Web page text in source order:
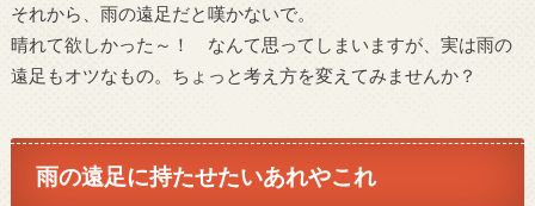
それから、雨の遠足だと嘆かないで。
晴れて欲しかった～！ なんて思ってしまいますが、実は雨の
遠足もオツなもの。ちょっと考え方を変えてみませんか？
雨の遠足に持たせたいあれやこれ